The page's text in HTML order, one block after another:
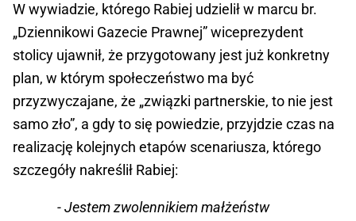
W wywiadzie, którego Rabiej udzielił w marcu br.
„Dziennikowi Gazecie Prawnej” wiceprezydent
stolicy ujawnił, że przygotowany jest już konkretny
plan, w którym społeczeństwo ma być
przyzwyczajane, że „związki partnerskie, to nie jest
samo zło”, a gdy to się powiedzie, przyjdzie czas na
realizację kolejnych etapów scenariusza, którego
szczegóły nakreślił Rabiej:
- Jestem zwolennikiem małżeństw